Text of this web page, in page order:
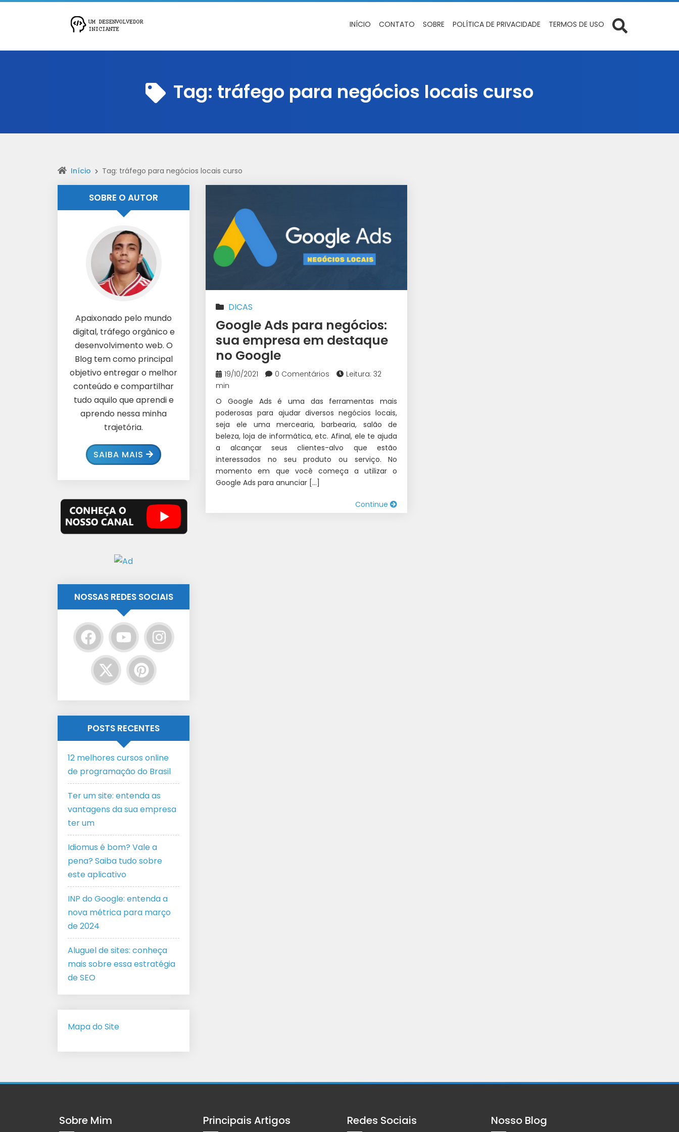
INÍCIO CONTATO SOBRE POLÍTICA DE PRIVACIDADE TERMOS DE USO
Tag: tráfego para negócios locais curso
Início Tag: tráfego para negócios locais curso
DICAS
Google Ads para negócios:
sua empresa em destaque
no Google
19/10/2021 0 Comentários
Leitura: 32
min
O Google Ads é uma das ferramentas mais
poderosas para ajudar diversos negócios locais,
seja ele uma mercearia, barbearia, salão de
beleza, loja de informática, etc. Afinal, ele te ajuda
a alcançar seus clientes-alvo que estão
interessados no seu produto ou serviço. No
momento em que você começa a utilizar o
Google Ads para anunciar […]
Continue
SOBRE O AUTOR
Apaixonado pelo mundo
digital, tráfego orgânico e
desenvolvimento web. O
Blog tem como principal
objetivo entregar o melhor
conteúdo e compartilhar
tudo aquilo que aprendi e
aprendo nessa minha
trajetória.
SAIBA MAIS
NOSSAS REDES SOCIAIS
POSTS RECENTES
12 melhores cursos online
de programação do Brasil
Ter um site: entenda as
vantagens da sua empresa
ter um
Idiomus é bom? Vale a
pena? Saiba tudo sobre
este aplicativo
INP do Google: entenda a
nova métrica para março
de 2024
Aluguel de sites: conheça
mais sobre essa estratégia
de SEO
Mapa do Site
Sobre Mim Principais Artigos Redes Sociais Nosso Blog